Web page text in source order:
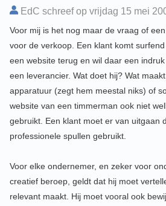
EdC schreef op vrijdag 15 mei
Voor mij is het nog maar de vraag of
voor de verkoop. Een klant komt
een website terug en wil daar een
een leverancier. Wat doet hij? Wat
apparatuur (zegt hem meestal niks) of
website van een timmerman ook niet
gebruikt. Een klant moet er van uitgaan
professionele spullen gebruikt.
Voor elke ondernemer, en zeker voor
creatief beroep, geldt dat hij moet
relevant maakt. Hij moet vooral ook